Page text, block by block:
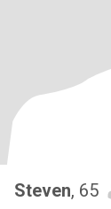
Steven, 65